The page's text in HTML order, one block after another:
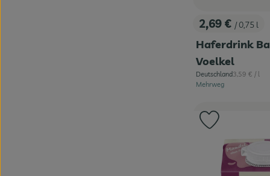
, Preis:
2,69 € / 0,75 l
Haferdrink
Voelkel
, Herkunft:
Deutschland,3,59 € / l
Mehrweg
Produkt